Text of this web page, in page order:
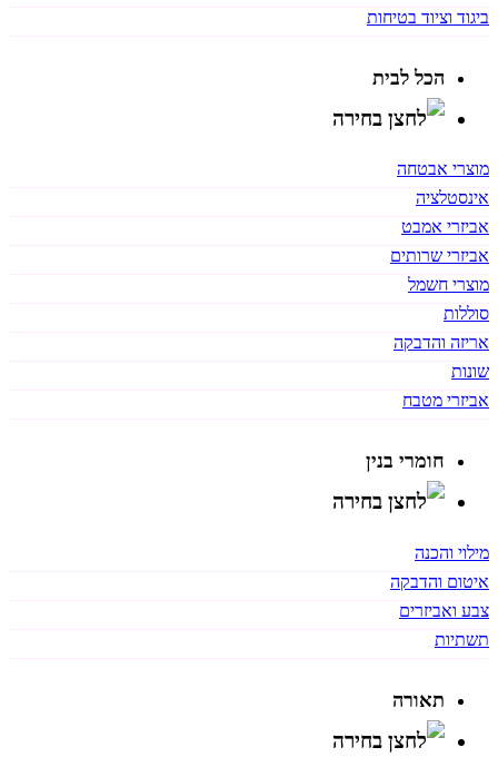
ביגוד וציוד בטיחות
הכל לבית
מוצרי אבטחה
אינסטלציה
אביזרי אמבט
אביזרי שרותים
מוצרי חשמל
סוללות
אריזה והדבקה
שונות
אביזרי מטבח
חומרי בנין
מילוי והכנה
איטום והדבקה
צבע ואביזרים
תשתיות
תאורה